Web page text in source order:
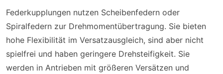
Federkupplungen nutzen Scheibenfedern oder
Spiralfedern zur Drehmomentübertragung. Sie bieten
hohe Flexibilität im Versatzausgleich, sind aber nicht
spielfrei und haben geringere Drehsteifigkeit. Sie
werden in Antrieben mit größeren Versätzen und